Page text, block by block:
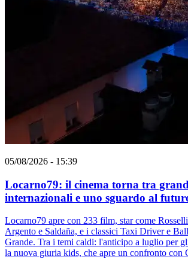
05/08/2026 - 15:39
Locarno79: il cinema torna tra
internazionali e uno sguardo al
Locarno79 apre con 233 film, star come
Argento e Saldaña, e i classici Taxi Driver e
Grande. Tra i temi caldi: l'anticipo a luglio per
la nuova giuria kids, che apre un confronto con